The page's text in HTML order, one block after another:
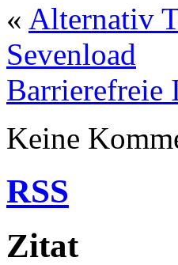
« Alternativ
Sevenload
Barrierefreie
Keine
RSS
Zitat